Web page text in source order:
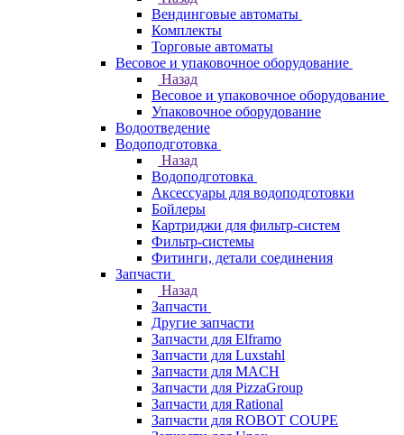
Вендинговые автоматы
Комплекты
Торговые автоматы
Весовое и упаковочное оборудование
Назад
Весовое и упаковочное оборудование
Упаковочное оборудование
Водоотведение
Водоподготовка
Назад
Водоподготовка
Аксессуары для водоподготовки
Бойлеры
Картриджи для фильтр-систем
Фильтр-системы
Фитинги, детали соединения
Запчасти
Назад
Запчасти
Другие запчасти
Запчасти для Elframo
Запчасти для Luxstahl
Запчасти для MACH
Запчасти для PizzaGroup
Запчасти для Rational
Запчасти для ROBOT COUPE